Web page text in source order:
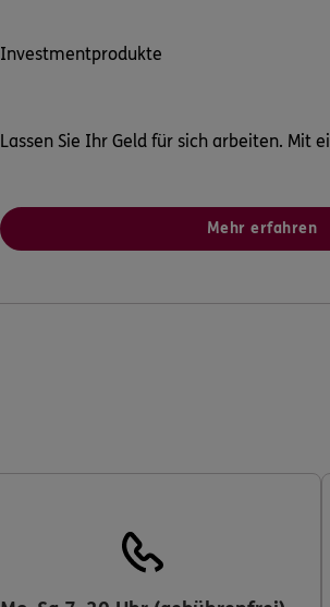
Investmentprodukte
Lassen Sie Ihr Geld für sich arbeiten. Mit
Mehr erfahren